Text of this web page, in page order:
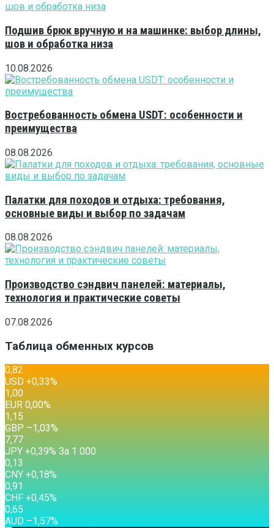
Подшив брюк вручную и на машинке: выбор длины,
шов и обработка низа
10.08.2026
Востребованность обмена USDT: особенности и
преимущества
08.08.2026
Палатки для походов и отдыха: требования,
основные виды и выбор по задачам
08.08.2026
Производство сэндвич панелей: материалы,
технология и практические советы
07.08.2026
Таблица обменных курсов
0,82
USD +0,33%
1,00
EUR 0,00%
1,15
GBP –1,03%
7,77
JPY +0,39% За 1 000
0,13
CNY +0,18%
0,91
CHF +0,45%
0,65
AUD –1,57%